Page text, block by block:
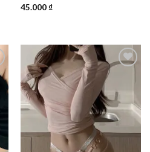
45.000₫